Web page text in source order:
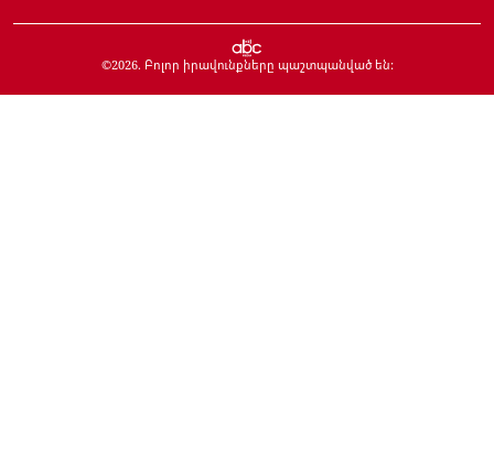
©2026. Բոլոր իրավունքները պաշտպանված են: